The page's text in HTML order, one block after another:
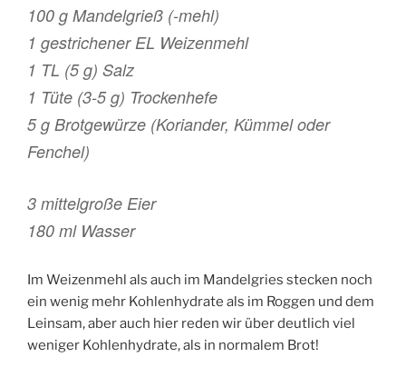
100 g Mandelgrieß (-mehl)
1 gestrichener EL Weizenmehl
1 TL (5 g) Salz
1 Tüte (3-5 g) Trockenhefe
5 g Brotgewürze (Koriander, Kümmel oder
Fenchel)
3 mittelgroße Eier
180 ml Wasser
Im Weizenmehl als auch im Mandelgries stecken noch
ein wenig mehr Kohlenhydrate als im Roggen und dem
Leinsam, aber auch hier reden wir über deutlich viel
weniger Kohlenhydrate, als in normalem Brot!